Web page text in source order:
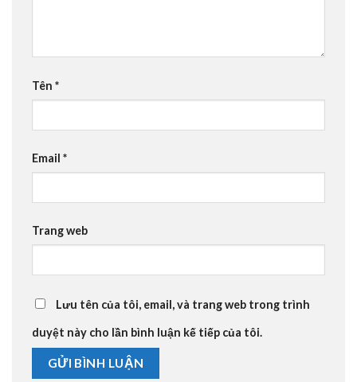
Tên *
Email *
Trang web
Lưu tên của tôi, email, và trang web trong trình
duyệt này cho lần bình luận kế tiếp của tôi.